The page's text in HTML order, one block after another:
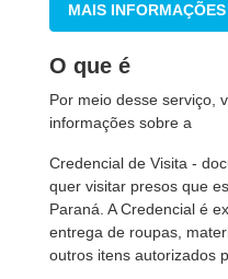
MAIS INFORMAÇÕES
O que é
Por meio desse serviço,
informações sobre a
Credencial de Visita -
quer visitar presos que
Paraná. A Credencial é
entrega de roupas,
outros itens autorizados